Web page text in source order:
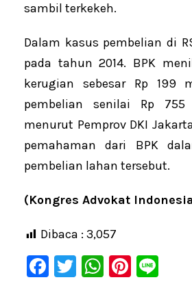
sambil terkekeh.
Dalam kasus pembelian di
pada tahun 2014. BPK
kerugian sebesar Rp 199
pembelian senilai Rp
menurut Pemprov DKI
pemahaman dari BPK
pembelian lahan tersebut.
(Kongres Advokat
Dibaca : 3,057
F
T
W Pi